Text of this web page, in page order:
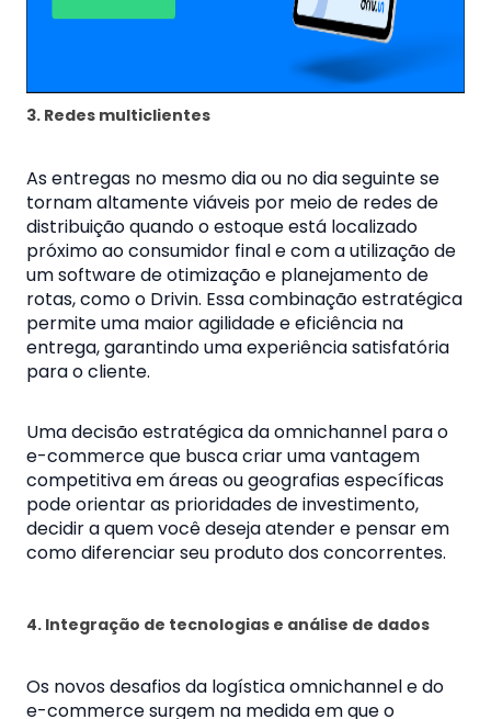
3. Redes multiclientes
As entregas no mesmo dia ou no dia seguinte se
tornam altamente viáveis por meio de redes de
distribuição quando o estoque está localizado
próximo ao consumidor final e com a utilização de
um software de otimização e planejamento de
rotas, como o Drivin. Essa combinação estratégica
permite uma maior agilidade e eficiência na
entrega, garantindo uma experiência satisfatória
para o cliente.
Uma decisão estratégica da omnichannel para o
e-commerce que busca criar uma vantagem
competitiva em áreas ou geografias específicas
pode orientar as prioridades de investimento,
decidir a quem você deseja atender e pensar em
como diferenciar seu produto dos concorrentes.
4. Integração de tecnologias e análise de dados
Os novos desafios da logística omnichannel e do
e-commerce surgem na medida em que o